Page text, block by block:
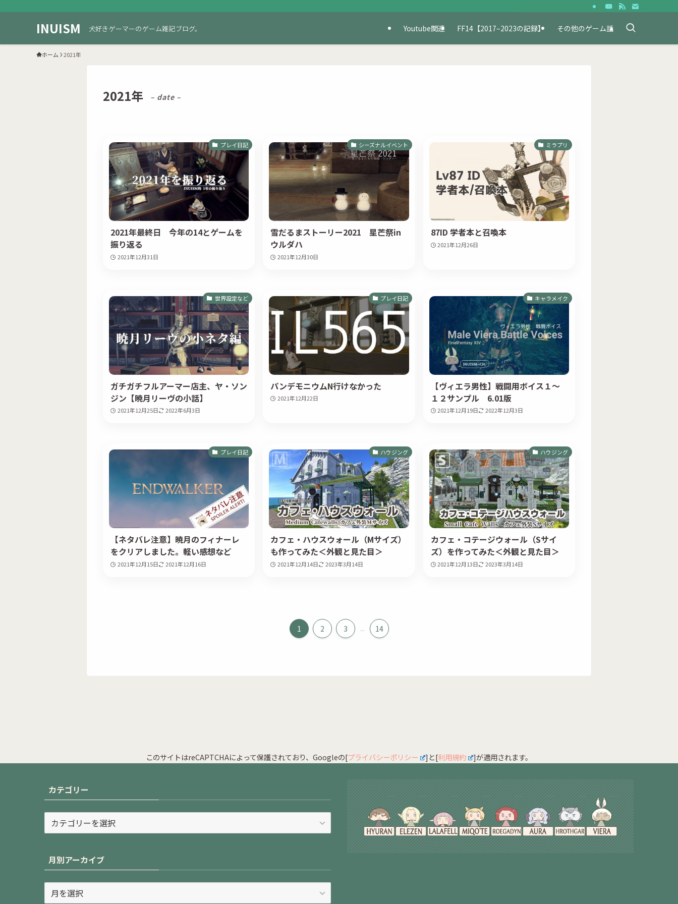
INUISM 犬好きゲーマーのゲーム雑記ブログ。 Youtube関連 FF14【2017–2023の記録】 その他のゲーム話
ホーム 2021年
2021年 – date –
プレイ日記
2021年最終日 今年の14とゲームを
振り返る
2021年12月31日
シーズナルイベント
雪だるまストーリー2021 星芒祭in
ウルダハ
2021年12月30日
ミラプリ
87ID 学者本と召喚本
2021年12月26日
世界設定など
ガチガチフルアーマー店主、ヤ・ソン
ジン【暁月リーヴの小話】
2021年12月25日 2022年6月3日
プレイ日記
パンデモニウムN行けなかった
2021年12月22日
キャラメイク
【ヴィエラ男性】戦闘用ボイス１～
１２サンプル 6.01版
2021年12月19日 2022年12月3日
プレイ日記
【ネタバレ注意】暁月のフィナーレ
をクリアしました。軽い感想など
2021年12月15日 2021年12月16日
ハウジング
カフェ・ハウスウォール（Mサイズ）
も作ってみた＜外観と見た目＞
2021年12月14日 2023年3月14日
ハウジング
カフェ・コテージウォール（Sサイ
ズ）を作ってみた＜外観と見た目＞
2021年12月13日 2023年3月14日
1 2 3 ... 14
このサイトはreCAPTCHAによって保護されており、Googleの[プライバシーポリシー ]と[利用規約 ]が適用されます。
カテゴリー
テ
リ
ー
月別アーカイブ
別